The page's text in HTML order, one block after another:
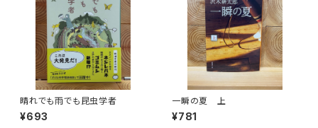
晴れでも雨でも昆虫学者
¥693
一瞬の夏 上
¥781